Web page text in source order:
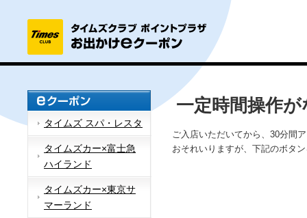
タイムズ スパ・レスタ
タイムズカー×富士急
ハイランド
タイムズカー×東京サ
マーランド
一定時間操作
ご入店いただいてから、30分間
おそれいりますが、下記のボタ